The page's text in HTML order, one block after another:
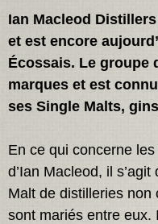
Ian Macleod
et est encore
Écossais. Le groupe
marques et est
ses Single Malts,
En ce qui concerne
d’Ian Macleod, il
Malt de distilleries non
sont mariés entre eux.